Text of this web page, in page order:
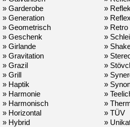
» Garderobe
» Generation
» Geometrisch
» Geschenk
» Girlande
» Gravitation
» Grazil
» Grill
» Haptik
» Harmonie
» Harmonisch
» Horizontal
» Hybrid
»
»
» Retro
»
»
»
»
»
»
»
»
» TÜV
»